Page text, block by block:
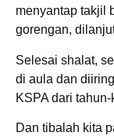
menyantap takjil
gorengan,
Selesai shalat,
di aula dan
KSPA dari
Dan tibalah kita